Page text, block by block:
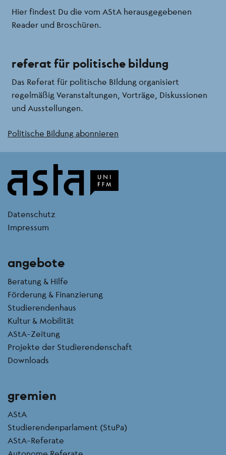
Hier findest Du die vom AStA herausgegebenen
Reader und Broschüren.
referat für politische bildung
Das Referat für politische BIldung organisiert
regelmäßig Veranstaltungen, Vorträge, Diskussionen
und Ausstellungen.
Politische Bildung abonnieren
kontakt
Datenschutz
Impressum
angebote
Beratung & Hilfe
Förderung & Finanzierung
Studierendenhaus
Kultur & Mobilität
AStA-Zeitung
Projekte der Studierendenschaft
Downloads
gremien
AStA
Studierendenparlament (StuPa)
AStA-Referate